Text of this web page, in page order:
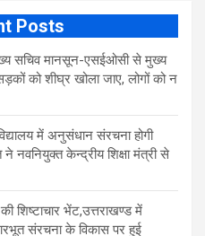
Posts
सचिव मानसून-एसईओसी से मुख्य
को शीघ्र खोला जाए, लोगों को न
में अनुसंधान संरचना होगी
नवनियुक्त केन्द्रीय शिक्षा मंत्री से
शिष्टाचार भेंट,उत्तराखण्ड में
संरचना के विकास पर हुई